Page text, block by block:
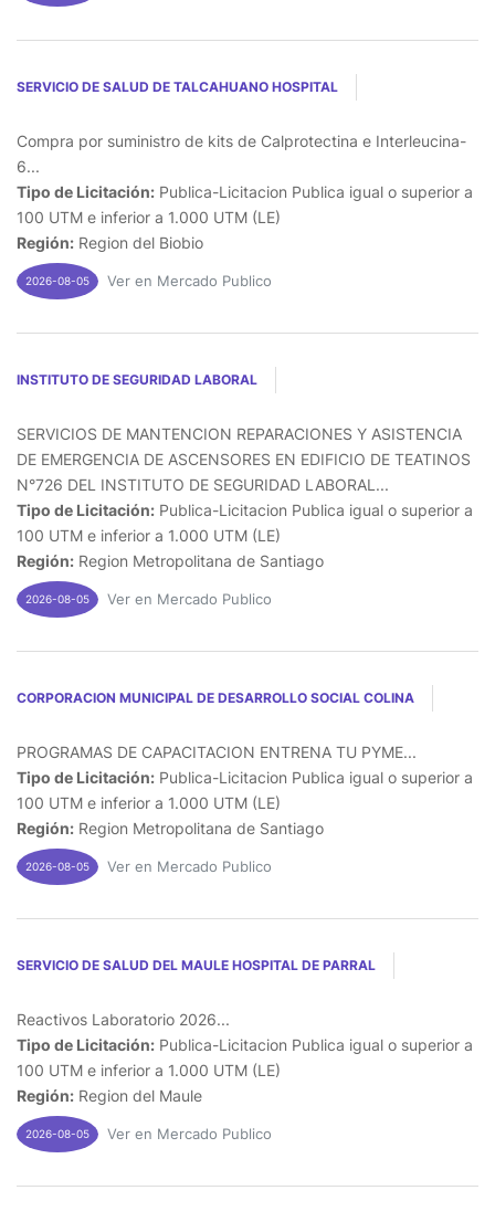
SERVICIO DE SALUD DE TALCAHUANO HOSPITAL
Compra por suministro de kits de Calprotectina e Interleucina-
6...
Tipo de Licitación: Publica-Licitacion Publica igual o superior a
100 UTM e inferior a 1.000 UTM (LE)
Región: Region del Biobio
2026-08-05 Ver en Mercado Publico
INSTITUTO DE SEGURIDAD LABORAL
SERVICIOS DE MANTENCION REPARACIONES Y ASISTENCIA
DE EMERGENCIA DE ASCENSORES EN EDIFICIO DE TEATINOS
N°726 DEL INSTITUTO DE SEGURIDAD LABORAL...
Tipo de Licitación: Publica-Licitacion Publica igual o superior a
100 UTM e inferior a 1.000 UTM (LE)
Región: Region Metropolitana de Santiago
2026-08-05 Ver en Mercado Publico
CORPORACION MUNICIPAL DE DESARROLLO SOCIAL COLINA
PROGRAMAS DE CAPACITACION ENTRENA TU PYME...
Tipo de Licitación: Publica-Licitacion Publica igual o superior a
100 UTM e inferior a 1.000 UTM (LE)
Región: Region Metropolitana de Santiago
2026-08-05 Ver en Mercado Publico
SERVICIO DE SALUD DEL MAULE HOSPITAL DE PARRAL
Reactivos Laboratorio 2026...
Tipo de Licitación: Publica-Licitacion Publica igual o superior a
100 UTM e inferior a 1.000 UTM (LE)
Región: Region del Maule
2026-08-05 Ver en Mercado Publico